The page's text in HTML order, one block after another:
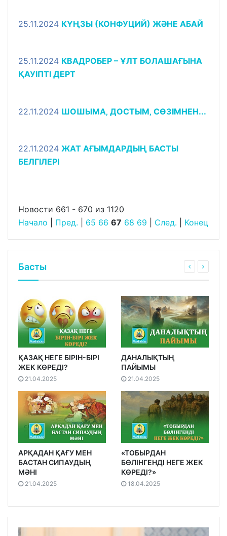
25.11.2024 КҮҢЗЫ (КОНФУЦИЙ) ЖӘНЕ АБАЙ
25.11.2024 КВАДРОБЕР – ҰЛТ БОЛАШАҒЫНА
ҚАУІПТІ ДЕРТ
22.11.2024 ШОШЫМА‚ ДОСТЫМ‚ СӨЗІМНЕН...
22.11.2024 ЖАТ АҒЫМДАРДЫҢ БАСТЫ
БЕЛГІЛЕРІ
Новости 661 - 670 из 1120
Начало
Пред. 65 66 67 68 69 След. Конец
Басты
ҚАЗАҚ НЕГЕ БІРІН-БІРІ
ЖЕК КӨРЕДІ?
21.04.2025
ДАНАЛЫҚТЫҢ
ПАЙЫМЫ
21.04.2025
АРҚАДАН ҚАҒУ МЕН
БАСТАН СИПАУДЫҢ
МӘНІ
21.04.2025
«ТОБЫРДАН
БӨЛІНГЕНДІ НЕГЕ ЖЕК
КӨРЕДІ?»
18.04.2025